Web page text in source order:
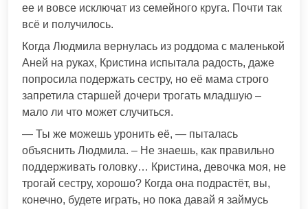
ее и вовсе исключат из семейного круга. Почти так
всё и получилось.
Когда Людмила вернулась из роддома с маленькой
Аней на руках, Кристина испытала радость, даже
попросила подержать сестру, но её мама строго
запретила старшей дочери трогать младшую –
мало ли что может случиться.
— Ты же можешь уронить её, — пыталась
объяснить Людмила. – Не знаешь, как правильно
поддерживать головку… Кристина, девочка моя, не
трогай сестру, хорошо? Когда она подрастёт, вы,
конечно, будете играть, но пока давай я займусь